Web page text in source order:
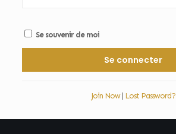
Se souvenir de moi
Join Now| Lost Password?